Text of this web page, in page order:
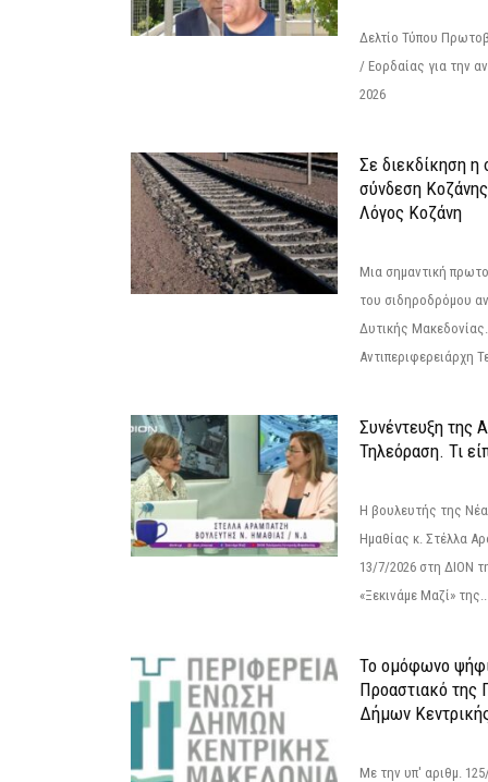
Δελτίο Τύπου
/ Εορδαίας για την
2026
Σε διεκδίκηση η
σύνδεση
Λόγος Κοζάνη
Μια σημαντική
του σιδηροδρόμου
Δυτικής
Αντιπεριφερειάρχη
Συνέντευξη της
Τηλεόραση. Τι
Η βουλευτής της
Ημαθίας κ. Στέλλα
13/7/2026 στη ΔΙΟΝ
«Ξεκινάμε Μαζί»
Το ομόφωνο
Προαστιακό της
Δήμων
Με την υπ' αριθμ.